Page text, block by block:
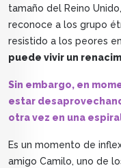
tamaño del Reino
reconoce a los grupo
resistido a los peores
puede vivir un
Sin embargo, en
estar
otra vez en una
Es un momento de
amigo Camilo, uno de